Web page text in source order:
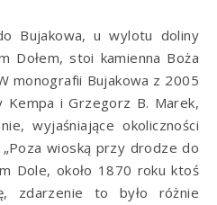
Dołem, stoi kamienna Boża
monografii Bujakowa z 2005
i Grzegorz B. Marek,
wyjaśniające okoliczności
wioską przy drodze do
Dole, około 1870 roku ktoś
zdarzenie to było różnie